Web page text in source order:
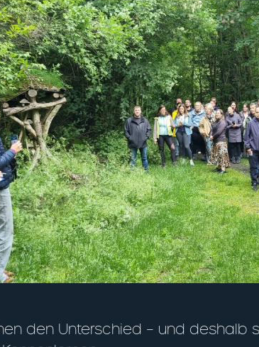
den Unterschied – und deshalb